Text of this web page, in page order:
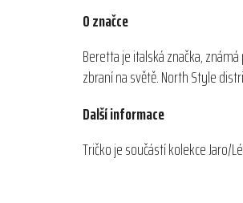
O značce
Beretta je italská značka,
zbraní na světě. North Style
Další informace
Tričko je součástí kolekce Jaro/